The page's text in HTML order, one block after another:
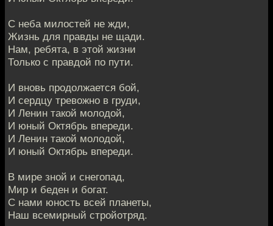
С неба милостей не жди,
Жизнь для правды не щади.
Нам, ребята, в этой жизни
Только с правдой по пути.
И вновь продолжается бой,
И сердцу тревожно в груди,
И Ленин такой молодой,
И юный Октябрь впереди.
И Ленин такой молодой,
И юный Октябрь впереди.
В мире зной и снегопад,
Мир и беден и богат.
С нами юность всей планеты,
Наш всемирный стройотряд.